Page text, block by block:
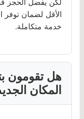
الأقل لضمان توفر
خدمة متكاملة.
هل تقومون
المكان